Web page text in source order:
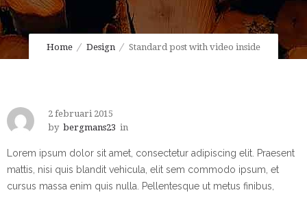
Home Design Standard post with video inside
2 februari 2015
by bergmans23 in
Lorem ipsum dolor sit amet, consectetur adipiscing elit. Praesent
mattis, nisi quis blandit vehicula, elit sem commodo ipsum, et
cursus massa enim quis nulla. Pellentesque ut metus finibus,